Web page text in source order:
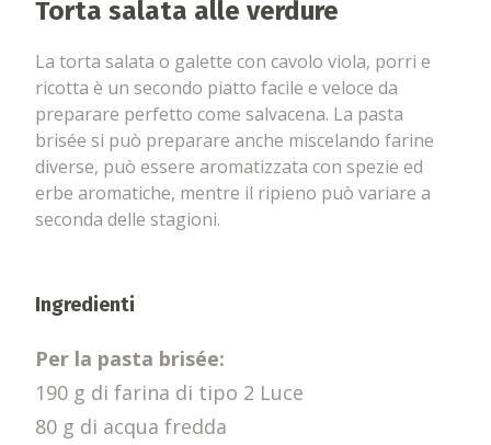
Torta salata alle verdure
La torta salata o galette con cavolo viola, porri e
ricotta è un secondo piatto facile e veloce da
preparare perfetto come salvacena. La pasta
brisée si può preparare anche miscelando farine
diverse, può essere aromatizzata con spezie ed
erbe aromatiche, mentre il ripieno può variare a
seconda delle stagioni.
Ingredienti
Per la pasta brisée:
190 g di farina di tipo 2 Luce
80 g di acqua fredda